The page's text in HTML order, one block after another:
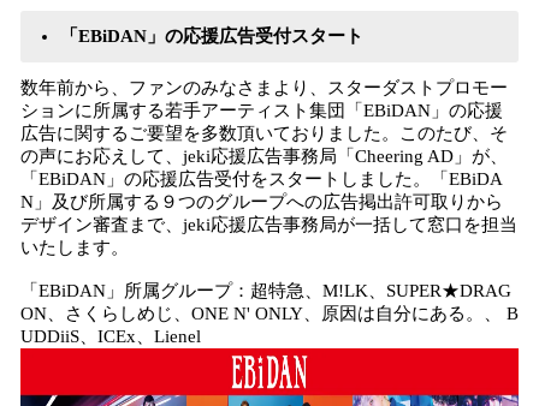
「EBiDAN」の応援広告受付スタート
数年前から、ファンのみなさまより、スターダストプロモー
ションに所属する若手アーティスト集団「EBiDAN」の応援
広告に関するご要望を多数頂いておりました。このたび、そ
の声にお応えして、jeki応援広告事務局「Cheering AD」が、
「EBiDAN」の応援広告受付をスタートしました。「EBiDA
N」及び所属する９つのグループへの広告掲出許可取りから
デザイン審査まで、jeki応援広告事務局が一括して窓口を担当
いたします。
「EBiDAN」所属グループ：超特急、M!LK、SUPER★DRAG
ON、さくらしめじ、ONE N' ONLY、原因は自分にある。、 B
UDDiiS、ICEx、Lienel